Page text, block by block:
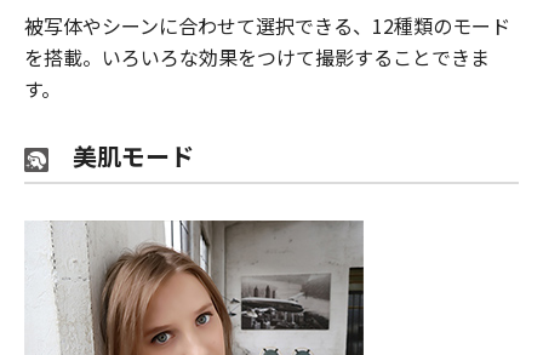
被写体やシーンに合わせて選択できる、12種類のモード
を搭載。いろいろな効果をつけて撮影することできま
す。
美肌モード